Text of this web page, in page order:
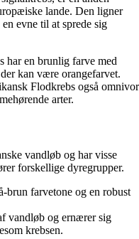
lande. Den ligner
evne til at sprede sig
har en brunlig farve med
kan være orangefarvet.
Flodkrebs også omnivor
arter.
vandløb og har visse
forskellige dyregrupper.
brun farvetone og en robust
vandløb og ernærer sig
krebsen.